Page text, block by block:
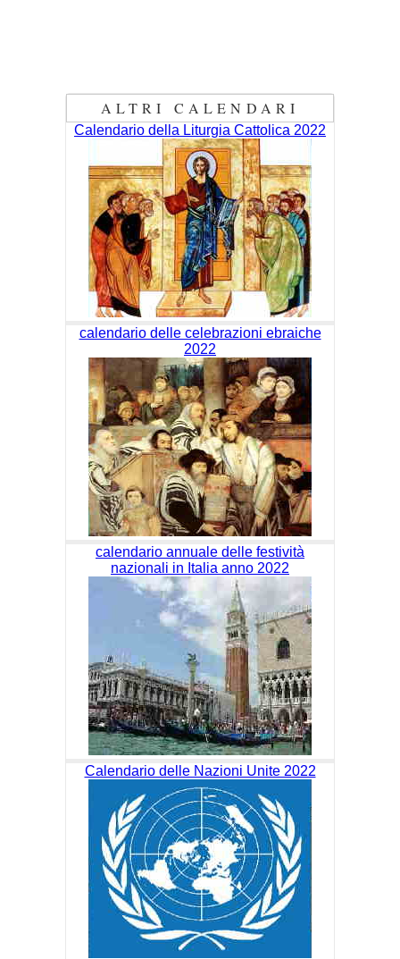
ALTRI CALENDARI
Calendario della Liturgia Cattolica 2022
calendario delle celebrazioni ebraiche
2022
calendario annuale delle festività
nazionali in Italia anno 2022
Calendario delle Nazioni Unite 2022